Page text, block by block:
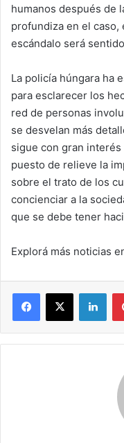
humanos después de
profundiza en el caso,
escándalo será
La policía húngara ha
para esclarecer los
red de personas
se desvelan más
sigue con gran
puesto de relieve la
sobre el trato de los
concienciar a la
que se debe tener
Explorá más noticias
Facebook
X